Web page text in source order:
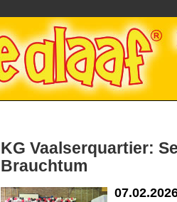
KG Vaalserquartier:
Brauchtum